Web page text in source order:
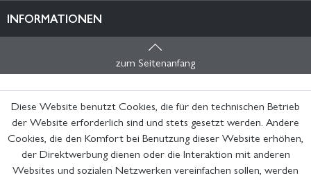
INFORMATIONEN
zum Seitenanfang
Diese Website benutzt Cookies, die für den technischen Betrieb
der Website erforderlich sind und stets gesetzt werden. Andere
Cookies, die den Komfort bei Benutzung dieser Website erhöhen,
der Direktwerbung dienen oder die Interaktion mit anderen
Websites und sozialen Netzwerken vereinfachen sollen, werden